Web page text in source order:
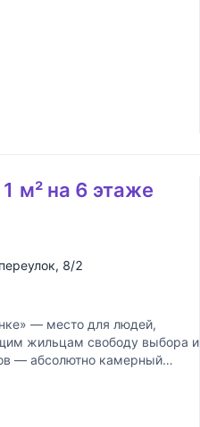
м² на 6 этаже
, 8/2
— место для людей,
жильцам свободу выбора и
— абсолютно камерный